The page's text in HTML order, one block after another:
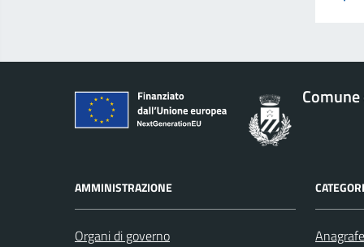
AMMINISTRAZIONE
Organi di governo